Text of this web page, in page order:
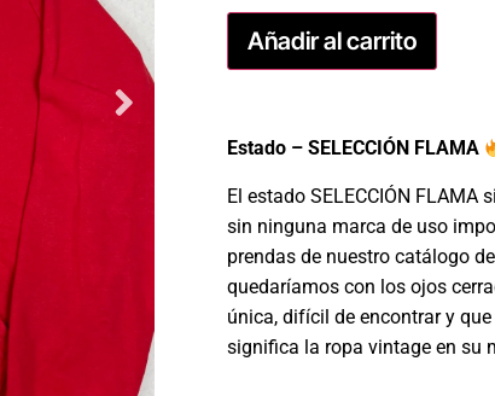
Añadir al carrito
Estado – SELECCIÓN FLAMA
El estado SELECCIÓN
sin ninguna marca de uso
prendas de nuestro catálogo
quedaríamos con los ojos
única, difícil de encontrar y
significa la ropa vintage en su